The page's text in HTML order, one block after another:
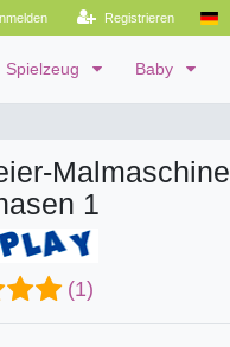
Registrieren
Spielzeug Baby
1
(1)